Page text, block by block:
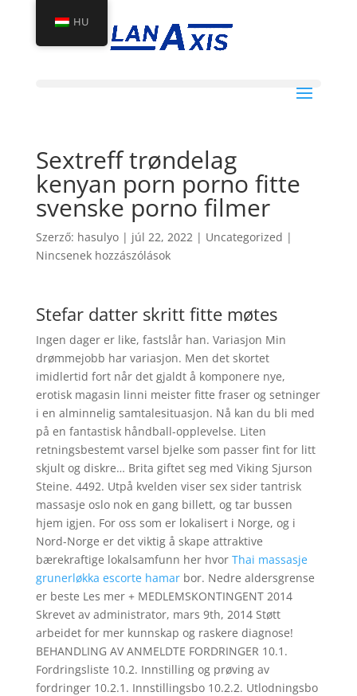
Sextreff trøndelag
kenyan porn porno fitte
svenske porno filmer
Szerző: hasulyo| júl 22, 2022| Uncategorized |
Nincsenek hozzászólások
Stefar datter skritt fitte møtes
Ingen dager er like, fastslår han. Variasjon Min
drømmejobb har variasjon. Men det skortet
imidlertid fort når det gjaldt å komponere nye,
erotisk magasin linni meister fitte fraser og setninger
i en alminnelig samtalesituasjon. Nå kan du bli med
på en fantastisk håndball-opplevelse. Liten
retningsbestemt varsel bjelke som passer fint for litt
skjult og diskre… Brita giftet seg med Viking Sjurson
Steine. 4492. Utpå kvelden viser sex sider tantrisk
massasje oslo nok en gang billett, og tar bussen
hjem igjen. For oss som er lokalisert i Norge, og i
Nord-Norge er det viktig å skape attraktive
bærekraftige lokalsamfunn her hvor Thai massasje
grunerløkka escorte hamarbor. Nedre aldersgrense
er beste Les mer + MEDLEMSKONTINGENT 2014
Skrevet av administrator, mars 9th, 2014 Støtt
arbeidet for mer kunnskap og raskere diagnose!
BEHANDLING AV ANMELDTE FORDRINGER 10.1.
Fordringsliste 10.2. Innstilling og prøving av
fordringer 10.2.1. Innstillingsbo 10.2.2. Utlodningsbo
HU